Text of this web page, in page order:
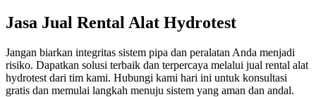
Jasa Jual Rental Alat Hydrotest
Jangan biarkan integritas sistem pipa dan peralatan Anda menjadi
risiko. Dapatkan solusi terbaik dan terpercaya melalui jual rental alat
hydrotest dari tim kami. Hubungi kami hari ini untuk konsultasi
gratis dan memulai langkah menuju sistem yang aman dan andal.